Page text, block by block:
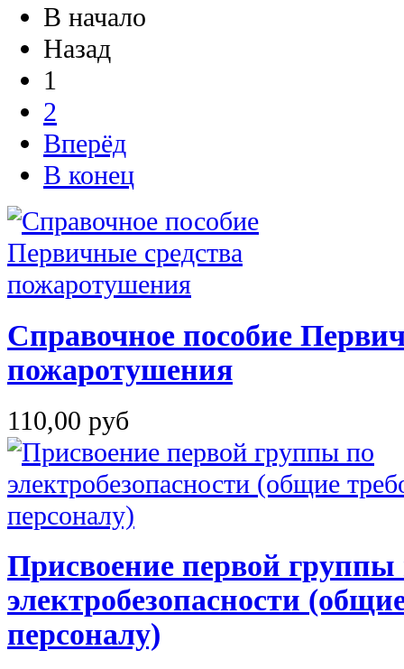
В начало
Назад
1
2
Вперёд
В конец
Справочное пособие
пожаротушения
110,00 руб
Присвоение первой группы
электробезопасности
персоналу)